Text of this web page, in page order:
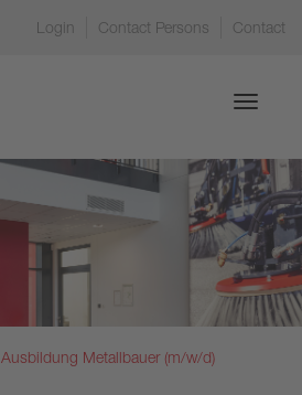
Login Contact Persons Contact
Toggle
Ausbildung Metallbauer (m/w/d)